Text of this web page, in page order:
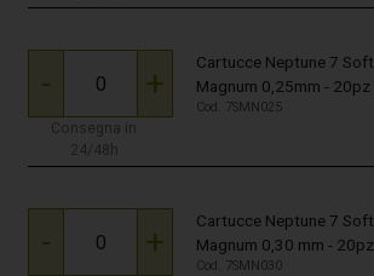
- +
Consegna in
24/48h
Cartucce Neptune 7 Soft
Magnum 0,25mm - 20pz
Cod. 7SMN025
- +
Cartucce Neptune 7 Soft
Magnum 0,30 mm - 20pz
Cod. 7SMN030